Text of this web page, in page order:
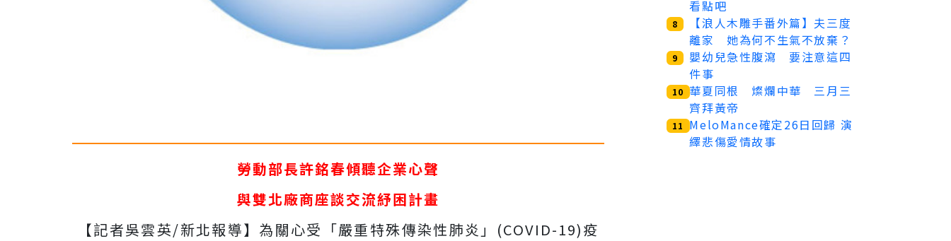
勞動部長許銘春傾聽企業心聲
與雙北廠商座談交流紓困計畫
【記者吳雲英/新北報導】為關心受「嚴重特殊傳染性肺炎」(COVID-19)疫
看點吧
8
【浪人木雕手番外篇】夫三度
離家 她為何不生氣不放棄？
9
嬰幼兒急性腹瀉 要注意這四
件事
10 華夏同根 燦爛中華 三月三
齊拜黃帝
11
MeloMance確定26日回歸 演
繹悲傷愛情故事